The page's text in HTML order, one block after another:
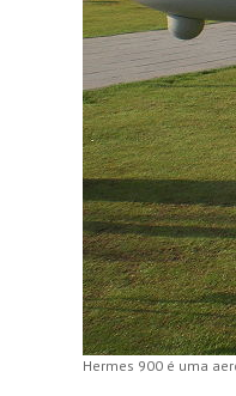
Hermes 900 é uma